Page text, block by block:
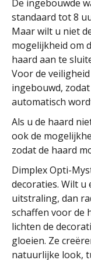
De ingebouwde
standaard tot 8
Maar wilt u niet
mogelijkheid om
haard aan te
Voor de
ingebouwd,
automatisch
Als u de haard
ook de
zodat de haard
Dimplex Opti-
decoraties. Wilt u
uitstraling, dan
schaffen voor de
lichten de
gloeien. Ze
natuurlijke look,